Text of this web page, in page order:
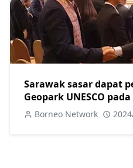
Sarawak sasar dapat
Geopark UNESCO
Korea jadi tanda aras
Borneo Network